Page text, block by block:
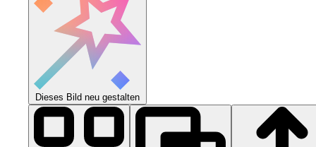
Dieses Bild neu gestalten